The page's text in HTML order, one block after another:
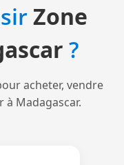
Zone
?
acheter, vendre
Madagascar.